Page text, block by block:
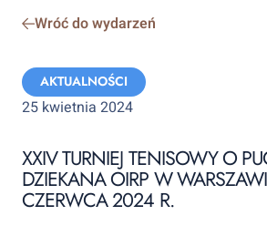
Wróć do wydarzeń
Categories:
AKTUALNOŚCI
25 kwietnia 2024
XXIV TURNIEJ TENISOWY O
DZIEKANA OIRP W
CZERWCA 2024 R.